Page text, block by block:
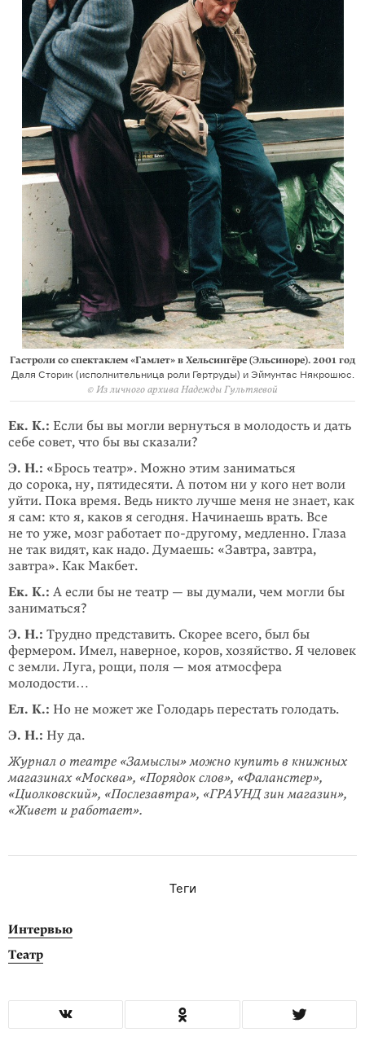
Гастроли со спектаклем «Гамлет» в Хельсингёре (Эльсиноре). 2001 год
Даля Сторик (исполнительница роли Гертруды) и Эймунтас Някрошюс.
© Из личного архива Надежды Гультяевой
Ек. К.: Если бы вы могли вернуться в молодость и дать
себе совет, что бы вы сказали?
Э. Н.: «Брось театр». Можно этим заниматься
до сорока, ну, пятидесяти. А по­том ни у кого нет воли
уйти. Пока время. Ведь никто лучше меня не знает, как
я сам: кто я, каков я сегодня. Начинаешь врать. Все
не то уже, мозг работает по-другому, медленно. Глаза
не так видят, как надо. Думаешь: «Завтра, завтра,
завтра». Как Макбет.
Ек. К.: А если бы не театр — вы думали, чем могли бы
заниматься?
Э. Н.: Трудно представить. Скорее всего, был бы
фермером. Имел, наверное, коров, хозяйство. Я человек
с земли. Луга, рощи, поля — моя атмосфера
молодости…
Ел. К.: Но не может же Голодарь перестать голодать.
Э. Н.: Ну да.
Журнал о театре «Замыслы» можно купить в книжных
магазинах «Москва», «Порядок слов», «Фаланстер»,
«Циолковский», «Послезавтра», «ГРАУНД зин магазин»,
«Живет и работает».
Теги
Интервью
Театр